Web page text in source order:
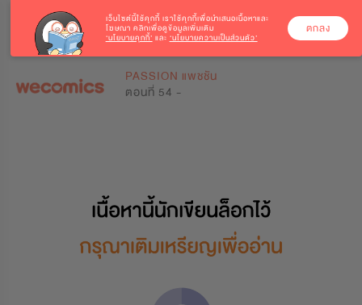
PASSION แพชชัน
ตอนที่ 54 -
เว็บไซต์นี้ใช้คุกกี้ เราใช้คุกกี้เพื่อนำเสนอเนื้อหาและ
โฆษณา คลิกเพื่อดูข้อมูลเพิ่มเติม
‘นโยบายคุกกี้’ และ ‘นโยบายความเป็นส่วนตัว’
ตกลง